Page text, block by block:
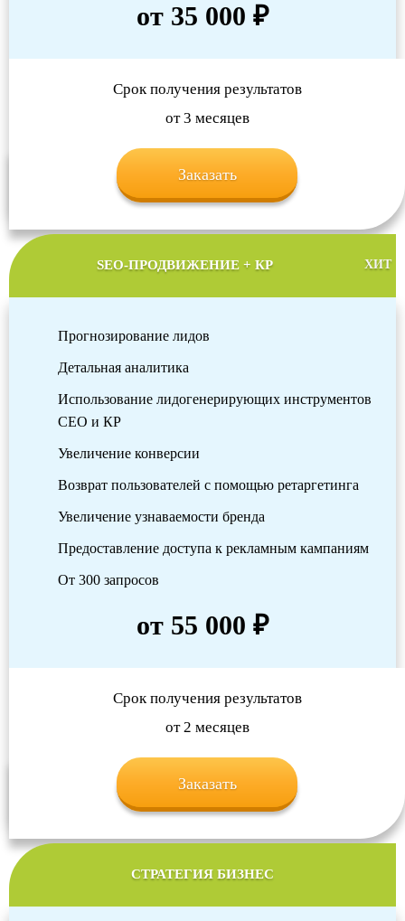
от 35 000 ₽
Срок получения результатов
от 3 месяцев
Заказать
SEO-ПРОДВИЖЕНИЕ + КР ХИТ
Прогнозирование лидов
Детальная аналитика
Использование лидогенерирующих инструментов
СЕО и КР
Увеличение конверсии
Возврат пользователей с помощью ретаргетинга
Увеличение узнаваемости бренда
Предоставление доступа к рекламным кампаниям
От 300 запросов
от 55 000 ₽
Срок получения результатов
от 2 месяцев
Заказать
СТРАТЕГИЯ БИЗНЕС